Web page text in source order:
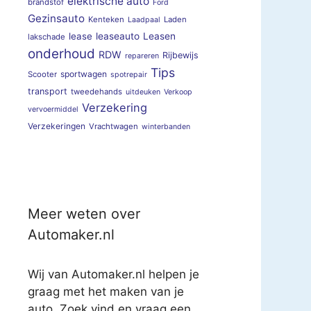
brandstof Ford
Gezinsauto Kenteken Laadpaal Laden
lakschade lease leaseauto Leasen
onderhoud RDW repareren Rijbewijs
Scooter sportwagen spotrepair Tips
transport tweedehands uitdeuken Verkoop
vervoermiddel Verzekering
Verzekeringen Vrachtwagen winterbanden
Meer weten over
Automaker.nl
Wij van Automaker.nl helpen je
graag met het maken van je